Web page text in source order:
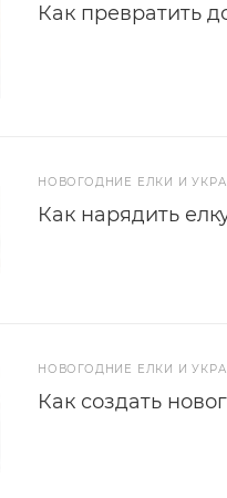
Как превратить
НОВОГОДНИЕ ЕЛКИ И
Как нарядить
НОВОГОДНИЕ ЕЛКИ И
Как создать